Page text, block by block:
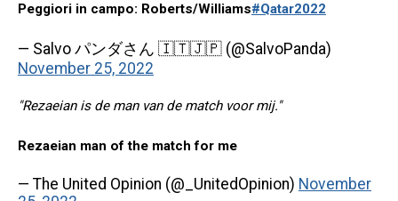
Peggiori in campo: Roberts/Williams#Qatar2022
— Salvo パンダさん 🇮🇹🇯🇵 (@SalvoPanda)
November 25, 2022
"Rezaeian is de man van de match voor mij."
Rezaeian man of the match for me
— The United Opinion (@_UnitedOpinion) November